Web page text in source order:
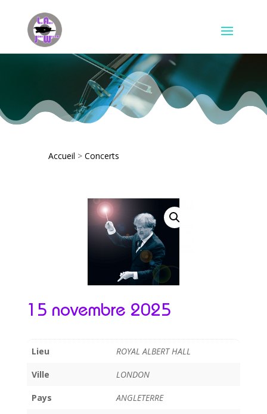
Accueil > Concerts
15 novembre 2025
Lieu ROYAL ALBERT HALL
Ville LONDON
Pays ANGLETERRE